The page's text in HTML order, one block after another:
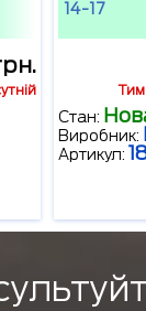
14-17
Стан:
Виробник:
Артикул: